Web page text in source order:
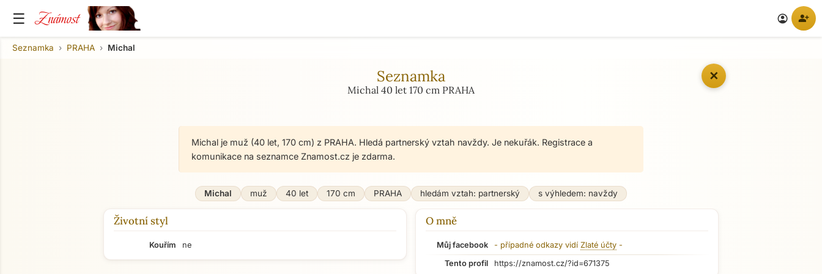
☰ Známost account_circle person_add
✕
Seznamka PRAHA Michal
Seznamka
Michal 40 let 170 cm PRAHA
Michal je muž (40 let, 170 cm) z PRAHA. Hledá partnerský vztah navždy. Je nekuřák. Registrace a
komunikace na seznamce Znamost.cz je zdarma.
Michal muž 40 let 170 cm PRAHA hledám vztah: partnerský s výhledem: navždy
Životní styl
Kouřím ne
O mně
Můj facebook - případné odkazy vidí Zlaté účty -
Tento profil
https://znamost.cz/?id=671375